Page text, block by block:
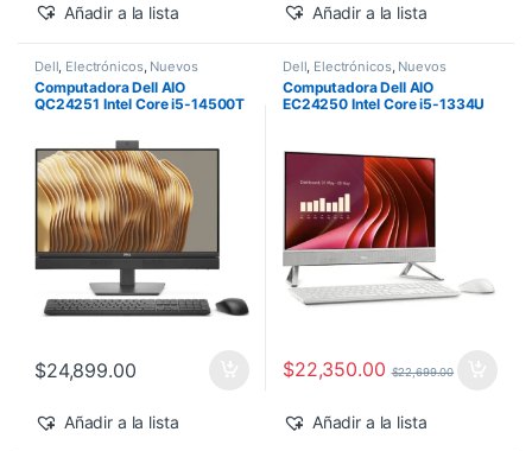
Añadir a la lista Añadir a la lista
Dell Electrónicos, Nuevos
Productos
Computadora Dell AIO
QC24251 Intel Core i5-14500T
Windows 11 Pro
$24,899.00
Añadir a la lista
Dell Electrónicos, Nuevos
Productos
Computadora Dell AIO
EC24250 Intel Core i5-1334U
$22,350.00 $22,699.00
Añadir a la lista